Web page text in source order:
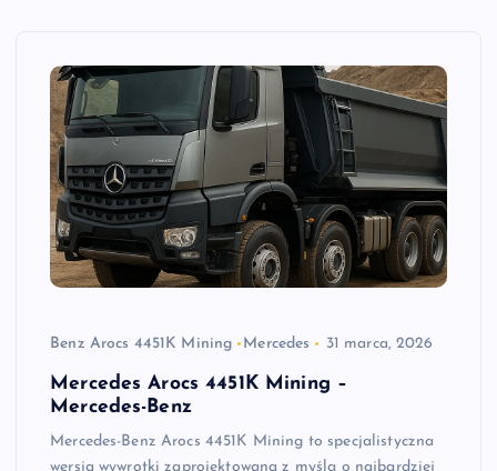
Benz Arocs 4451K Mining Mercedes 31 marca, 2026
Mercedes Arocs 4451K Mining –
Mercedes-Benz
Mercedes-Benz Arocs 4451K Mining to specjalistyczna
wersja wywrotki zaprojektowana z myślą o najbardziej